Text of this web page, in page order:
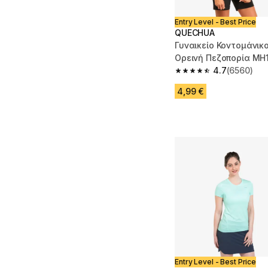
Entry Level - Best Price
QUECHUA
Γυναικείο
Ορεινή Πεζοπορία
4.7
4.7 out of 5 stars from
(6560)
4,99 €
Entry Level - Best Price